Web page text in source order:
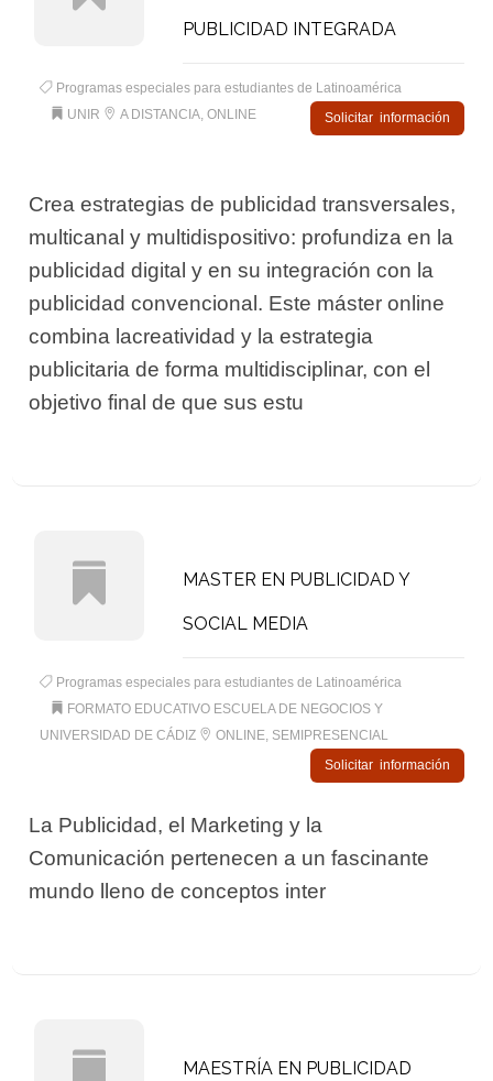
PUBLICIDAD INTEGRADA
Programas especiales para estudiantes de Latinoamérica
UNIR
A DISTANCIA, ONLINE Solicitar información
Crea estrategias de publicidad transversales,
multicanal y multidispositivo: profundiza en la
publicidad digital y en su integración con la
publicidad convencional. Este máster online
combina lacreatividad y la estrategia
publicitaria de forma multidisciplinar, con el
objetivo final de que sus estu
MASTER EN PUBLICIDAD Y
SOCIAL MEDIA
Programas especiales para estudiantes de Latinoamérica
FORMATO EDUCATIVO ESCUELA DE NEGOCIOS Y
UNIVERSIDAD DE CÁDIZ
ONLINE, SEMIPRESENCIAL
Solicitar información
La Publicidad, el Marketing y la
Comunicación pertenecen a un fascinante
mundo lleno de conceptos inter
MAESTRÍA EN PUBLICIDAD